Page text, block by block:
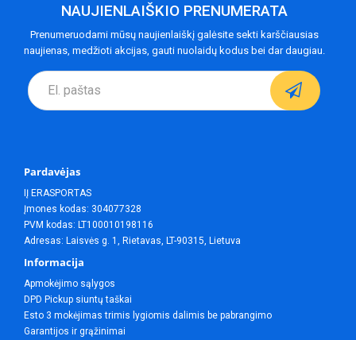
NAUJIENLAIŠKIO PRENUMERATA
Prenumeruodami mūsų naujienlaiškį galėsite sekti karščiausias
naujienas, medžioti akcijas, gauti nuolaidų kodus bei dar daugiau.
Pardavėjas
IĮ ERASPORTAS
Įmones kodas: 304077328
PVM kodas: LT100010198116
Adresas: Laisvės g. 1, Rietavas, LT-90315, Lietuva
Informacija
Apmokėjimo sąlygos
DPD Pickup siuntų taškai
Esto 3 mokėjimas trimis lygiomis dalimis be pabrangimo
Garantijos ir grąžinimai